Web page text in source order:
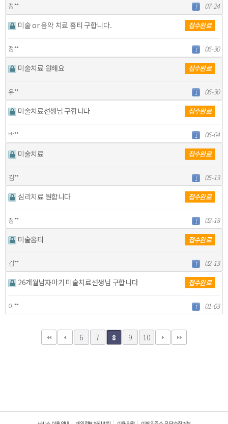
정** 1 07-24
미술 or 음악 치료 홈티 구합니다. 접수완료
정** 1 06-30
미술치료 원해요 접수완료
유** 1 06-30
미술치료선생님 구합니다 접수완료
박** 1 06-04
미술치료 접수완료
김** 1 05-13
심리치료 원합니다 접수완료
정** 1 02-18
미술홈티 접수완료
김** 1 02-13
26개월남자아기 미술치료선생님 구합니다 접수완료
이** 1 01-03
6 7 8 9 10